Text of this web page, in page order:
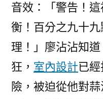
音效：「警告！
衡！百分之九十
理！」廖沾沾知
狂， 室內設計已
險，被迫從他對